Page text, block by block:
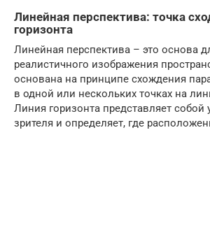
Линейная перспектива: точка
горизонта
Линейная перспектива – это основа
реалистичного изображения
основана на принципе схождения
в одной или нескольких точках на
Линия горизонта представляет собой
зрителя и определяет, где